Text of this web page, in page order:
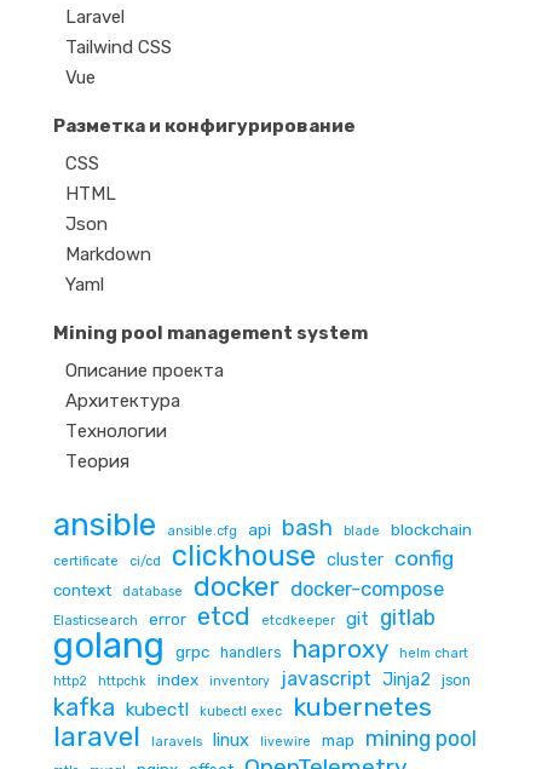
Laravel
Tailwind CSS
Vue
Разметка и конфигурирование
CSS
HTML
Json
Markdown
Yaml
Mining pool management system
Описание проекта
Архитектура
Технологии
Теория
ansible ansible.cfg api bash blade blockchain
certificate ci/cd clickhouse cluster config
context database docker docker-compose
Elasticsearch error etcd etcdkeeper git gitlab
golang grpc handlers haproxy
helm chart
http2
httpchk index inventory javascript Jinja2 json
kafka kubectl kubectl exec kubernetes
laravel laravels linux livewire map mining pool